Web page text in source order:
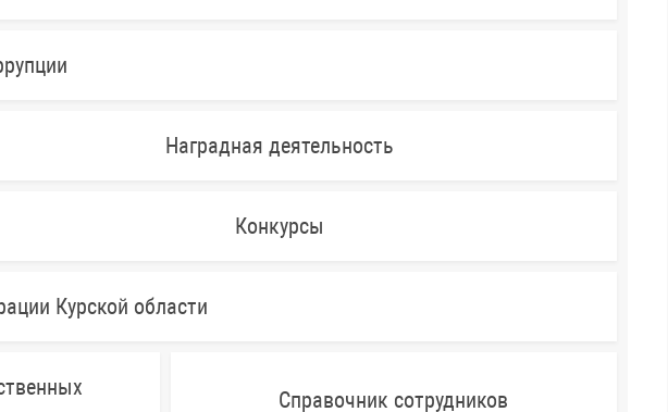
Наградная деятельность
Конкурсы
Курской области
Справочник сотрудников